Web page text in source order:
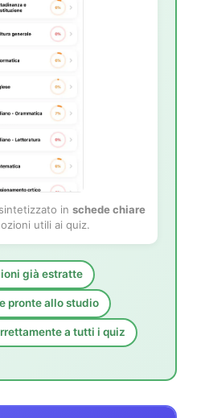
in schede chiare
utili ai quiz.
già estratte
pronte allo studio
a tutti i quiz